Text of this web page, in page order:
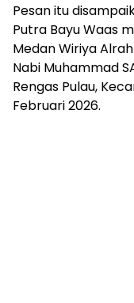
Pesan itu
Putra Bayu Waas
Medan Wiriya
Nabi Muhammad
Rengas Pulau,
Februari 2026.